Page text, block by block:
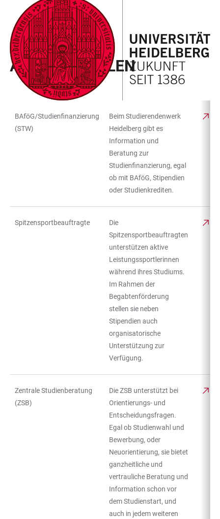
LINKS
ZUR
BARRIEREFREIHEIT
ZUM
HAUPTINHALT
HAUPTNAVIGATION
ÖFFNEN
WEBSEITENSUCHE
ÖFFNEN
CAMPUS KOMPASS
ANLAUFSTELLEN
TABELLENFILTER
TABELLE
BAföG/Studienfinanzierung
(STW)
Beim Studierendenwerk
Heidelberg gibt es
Information und
Beratung zur
Studienfinanzierung, egal
ob mit BAföG, Stipendien
oder Studienkrediten.
Spitzensportbeauftragte
Die
Spitzensportbeauftragten
unterstützen aktive
Leistungssportlerinnen
während ihres Studiums.
Im Rahmen der
Begabtenförderung
stellen sie neben
Stipendien auch
organisatorische
Unterstützung zur
Verfügung.
Zentrale Studienberatung
(ZSB)
Die ZSB unterstützt bei
Orientierungs- und
Entscheidungsfragen.
Egal ob Studienwahl und
Bewerbung, oder
Neuorientierung, sie bietet
ganzheitliche und
vertrauliche Beratung und
Information schon vor
dem Studienstart, und
auch in jedem weiteren